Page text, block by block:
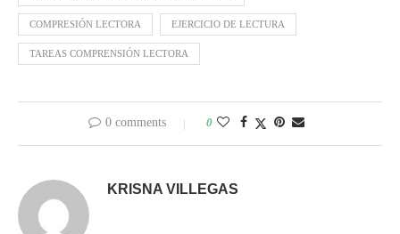
COMPRESIÓN LECTORA EJERCICIO DE LECTURA
TAREAS COMPRENSIÓN LECTORA
0 comments 0
KRISNA VILLEGAS